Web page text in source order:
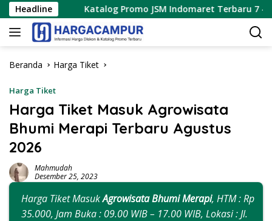
Langsung
ke
konten
Headline
Katalog Promo JSM Indomaret Terbaru 7 – 9 Agustus
Beranda Harga Tiket
Harga Tiket
Harga Tiket Masuk Agrowisata
Bhumi Merapi Terbaru Agustus
2026
Mahmudah
Desember 25, 2023
Harga Tiket MasukAgrowisata Bhumi Merapi, HTM : Rp
35.000, Jam Buka : 09.00 WIB – 17.00 WIB, Lokasi : Jl.